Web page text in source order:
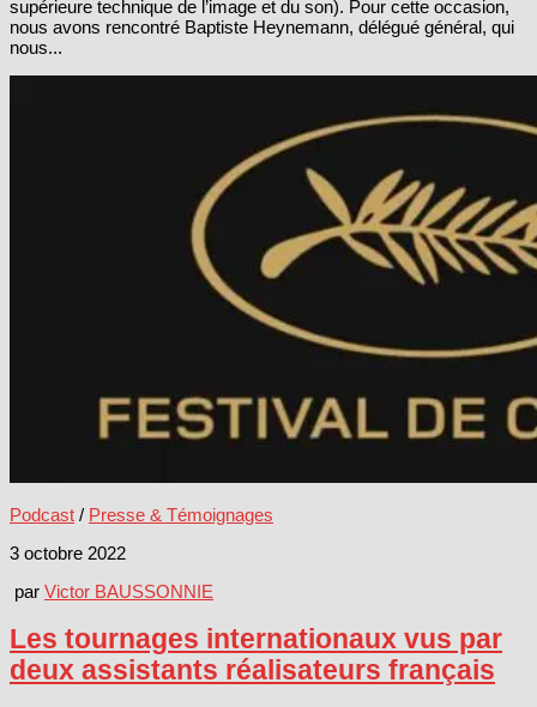
supérieure technique de l’image et du son). Pour cette occasion,
nous avons rencontré Baptiste Heynemann, délégué général, qui
nous...
Podcast / Presse & Témoignages
3 octobre 2022
par Victor BAUSSONNIE
Les tournages internationaux vus par
deux assistants réalisateurs français